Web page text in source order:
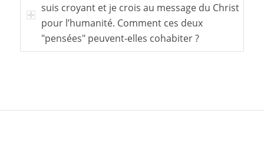
suis croyant et je crois au message du Christ
pour l’humanité. Comment ces deux
"pensées" peuvent-elles cohabiter ?